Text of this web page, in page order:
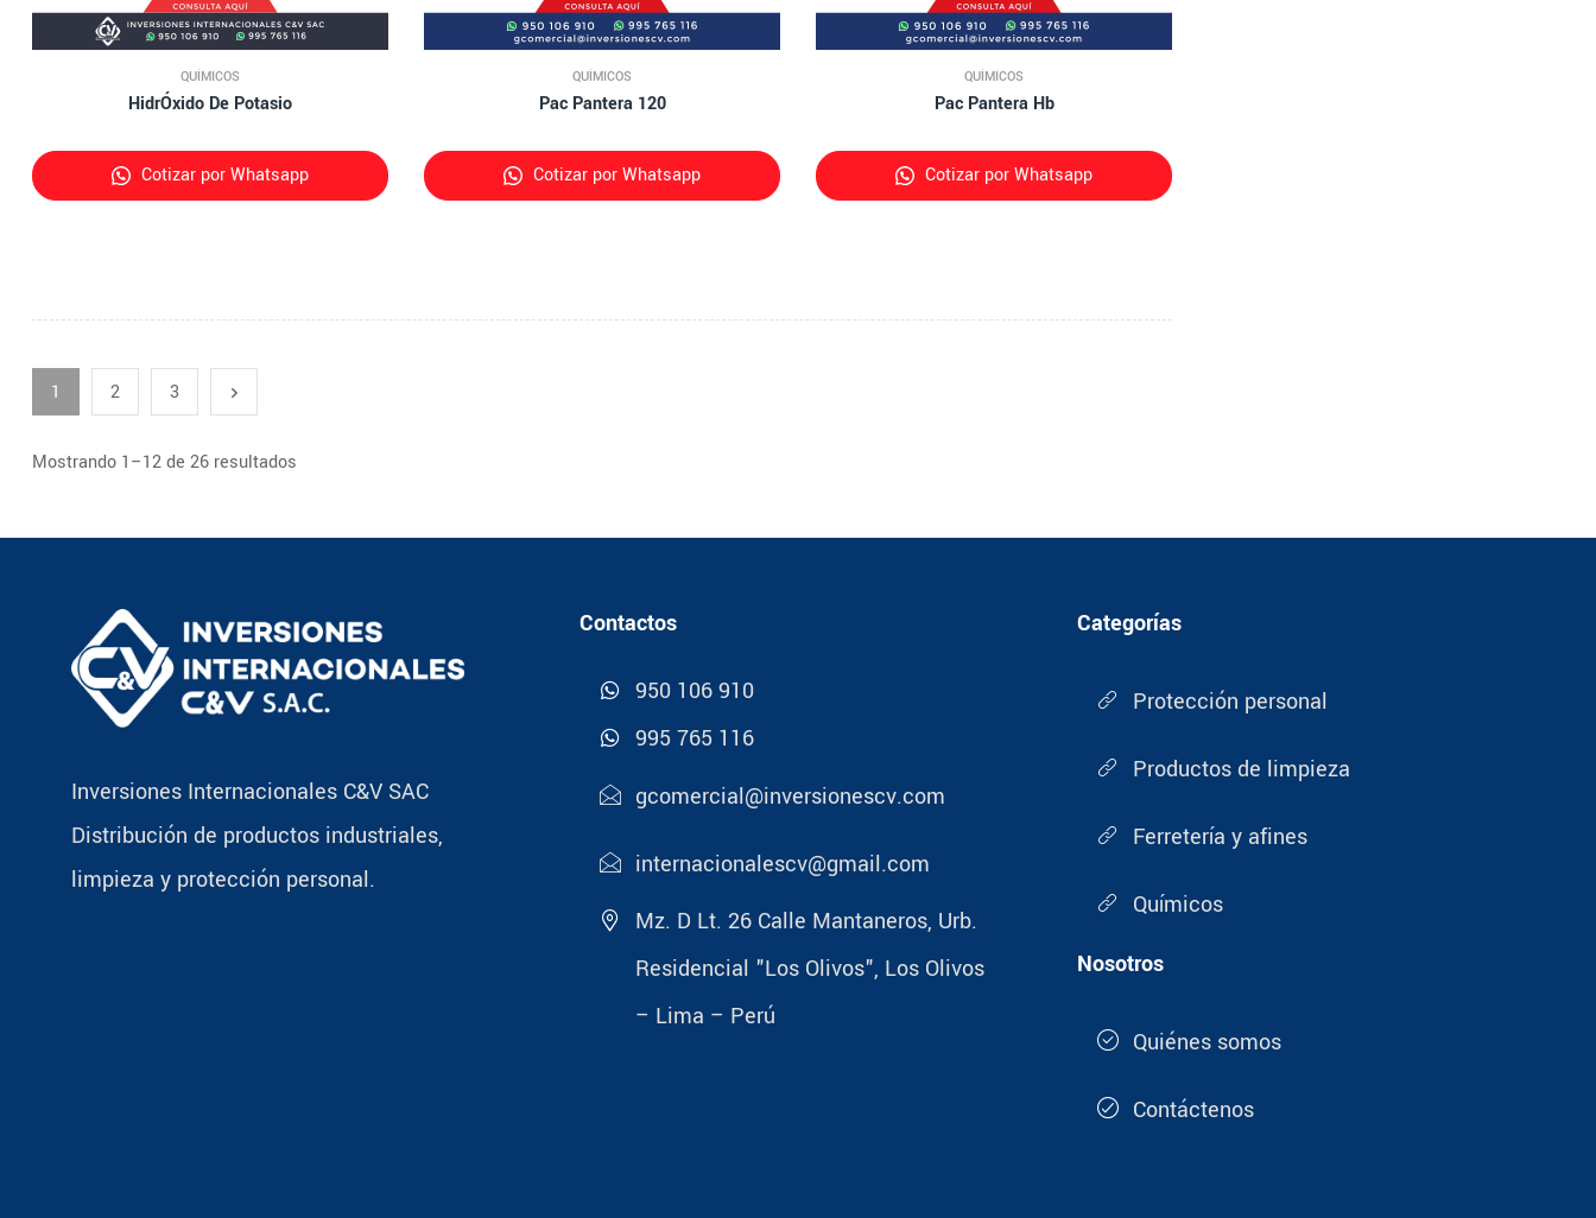
QUÍMICOS
HidrÓxido De Potasio
Cotizar por Whatsapp
QUÍMICOS
Pac Pantera 120
Cotizar por Whatsapp
QUÍMICOS
Pac Pantera Hb
Cotizar por Whatsapp
1 2 3
Mostrando 1–12 de 26 resultados
Inversiones Internacionales C&V SAC
Distribución de productos industriales,
limpieza y protección personal.
Contactos
950 106 910
995 765 116
gcomercial@inversionescv.com
internacionalescv@gmail.com
Mz. D Lt. 26 Calle Mantaneros, Urb.
Residencial "Los Olivos", Los Olivos
– Lima – Perú
Categorías
Protección personal
Productos de limpieza
Ferretería y afines
Químicos
Nosotros
Quiénes somos
Contáctenos